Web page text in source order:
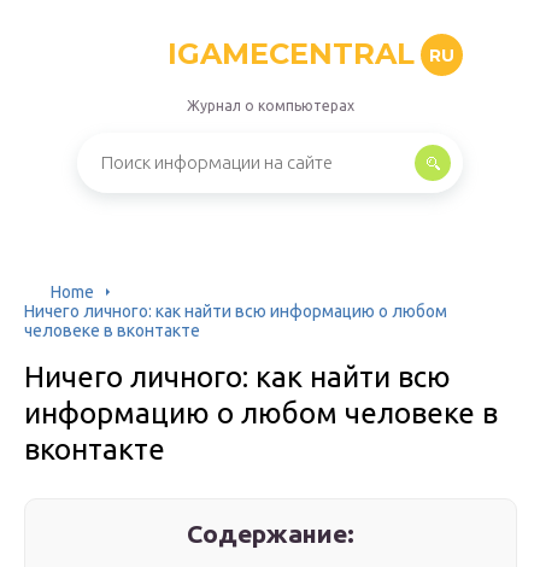
IGAMECENTRAL RU
Журнал о компьютерах
Home
Ничего личного: как найти всю информацию о любом
человеке в вконтакте
Ничего личного: как найти всю
информацию о любом человеке в
вконтакте
Содержание: